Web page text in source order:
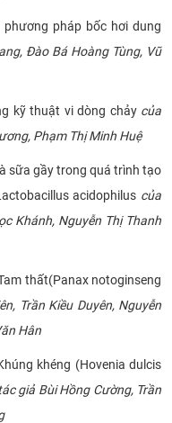
pháp bốc hơi dung
Đào Bá Hoàng Tùng, Vũ
kỹ thuật vi dòng chảy của
Phạm Thị Minh Huệ
sữa gầy trong quá trình tạo
acidophilus của
Khánh, Nguyễn Thị Thanh
thất(Panax notoginseng
Trần Kiều Duyên, Nguyễn
Hân
khéng (Hovenia dulcis
giả Bùi Hồng Cường, Trần